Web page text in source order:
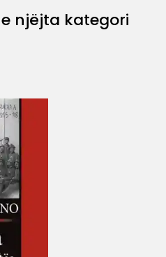
njëjta kategori